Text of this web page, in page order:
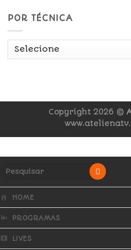
POR TÉCNICA
Copyright 2026 ©
HOME
PROGRAMAS
LIVES